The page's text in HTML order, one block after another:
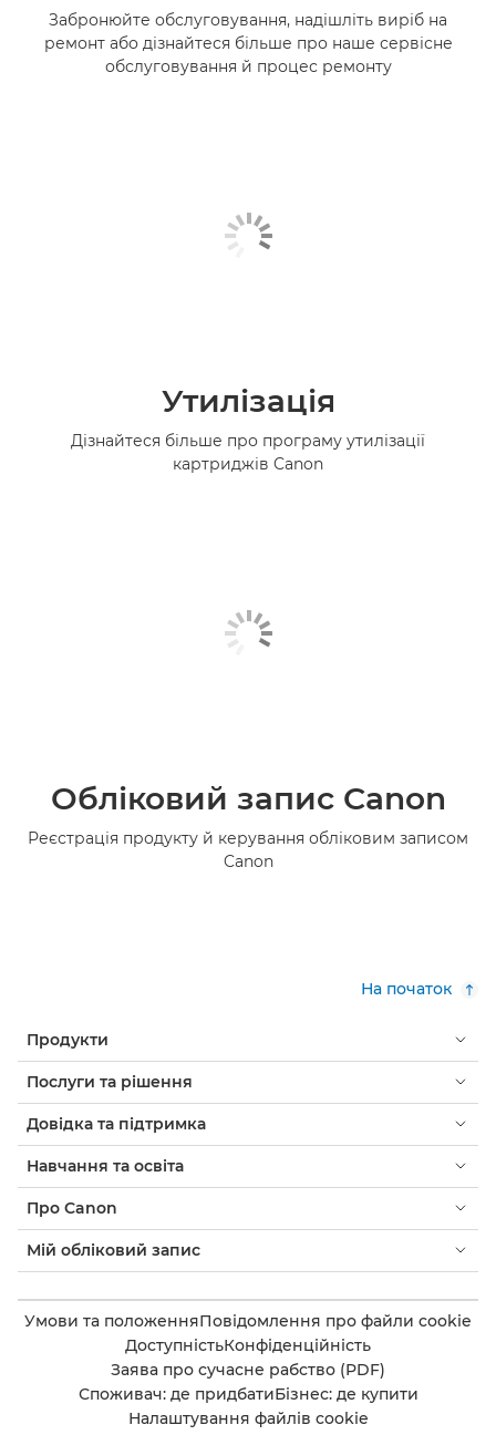
Забронюйте обслуговування, надішліть виріб на
ремонт або дізнайтеся більше про наше сервісне
обслуговування й процес ремонту
Утилізація
Дізнайтеся більше про програму утилізації
картриджів Canon
Обліковий запис Canon
Реєстрація продукту й керування обліковим записом
Canon
На початок
Продукти
Послуги та рішення
Довідка та підтримка
Навчання та освіта
Про Canon
Мій обліковий запис
Умови та положенняПовідомлення про файли cookie
ДоступністьКонфіденційність
Заява про сучасне рабство (PDF)
Споживач: де придбатиБізнес: де купити
Налаштування файлів cookie